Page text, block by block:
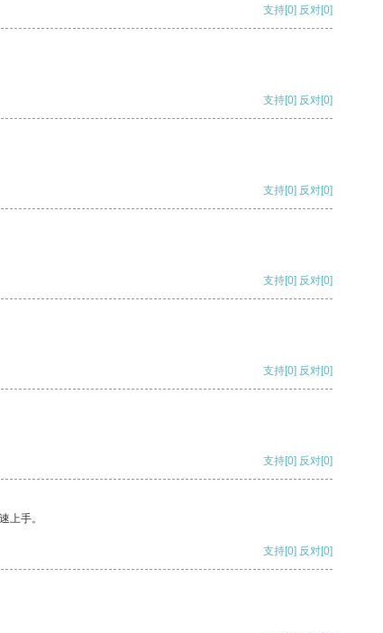
支持[0] 反对[0]
支持[0] 反对[0]
支持[0] 反对[0]
支持[0] 反对[0]
支持[0] 反对[0]
支持[0] 反对[0]
上手。
支持[0] 反对[0]